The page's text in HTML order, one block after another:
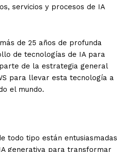
servicios y procesos de IA
de 25 años de profunda
de tecnologías de IA para
de la estrategia general
para llevar esta tecnología a
el mundo.
todo tipo están entusiasmadas
generativa para transformar